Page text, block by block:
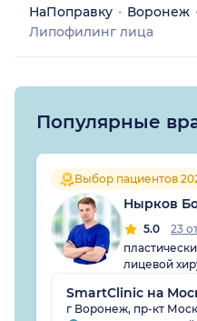
НаПоправку Воронеж
Липофилинг лица
Популярные
Выбор пациентов
Нырков
5.0
23
лицевой
SmartClinic на
г Воронеж, пр-кт